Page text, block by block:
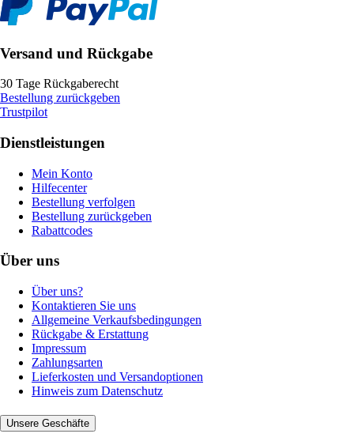
Versand und Rückgabe
30 Tage Rückgaberecht
Bestellung zurückgeben
Trustpilot
Dienstleistungen
Mein Konto
Hilfecenter
Bestellung verfolgen
Bestellung zurückgeben
Rabattcodes
Über uns
Über uns?
Kontaktieren Sie uns
Allgemeine Verkaufsbedingungen
Rückgabe & Erstattung
Impressum
Zahlungsarten
Lieferkosten und Versandoptionen
Hinweis zum Datenschutz
Unsere Geschäfte